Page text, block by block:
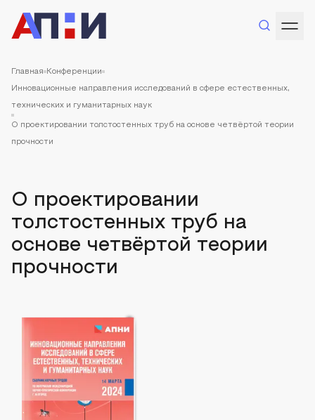
Главная Конференции
Инновационные направления исследований в сфере естественных,
технических и гуманитарных наук
О проектировании толстостенных труб на основе четвёртой теории
прочности
О проектировании
толстостенных труб на
основе четвёртой теории
прочности